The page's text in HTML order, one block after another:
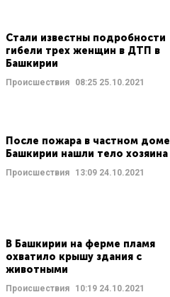
Стали известны подробности
гибели трех женщин в ДТП в
Башкирии
Происшествия 08:2525.10.2021
После пожара в частном доме
Башкирии нашли тело хозяина
Происшествия 13:0924.10.2021
В Башкирии на ферме пламя
охватило крышу здания с
животными
Происшествия 10:1924.10.2021